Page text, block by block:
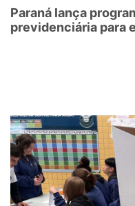
Paraná lança
previdenciária para